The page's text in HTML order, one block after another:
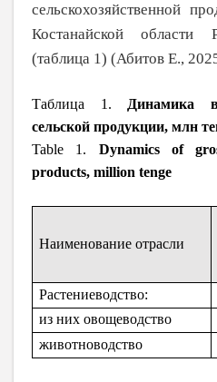
сельскохозяйственной
Костанайской области
(таблица 1) (Абитов Е.,
Таблица 1.
Динамика
сельской продукции, млн
Table 1. Dynamics of
products, million tenge
Наименование отрасли
Растениеводство:
из них овощеводство
животноводство